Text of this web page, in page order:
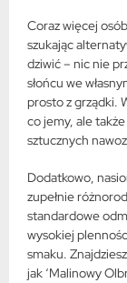
Coraz więcej
szukając
dziwić – nic nie
słońcu we
prosto z grządki.
co jemy, ale
sztucznych
Dodatkowo,
zupełnie
standardowe
wysokiej
smaku.
jak ‘Malinowy